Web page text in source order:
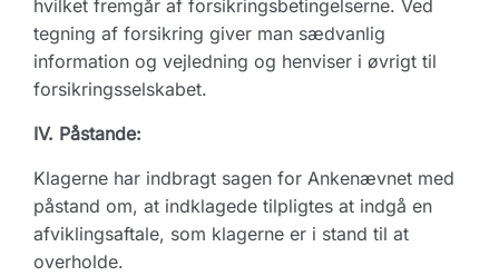
hvilket fremgår af forsikringsbetingelserne. Ved
tegning af forsikring giver man sædvanlig
information og vejledning og henviser i øvrigt til
forsikringsselskabet.
IV. Påstande:
Klagerne har indbragt sagen for Ankenævnet med
påstand om, at indklagede tilpligtes at indgå en
afviklingsaftale, som klagerne er i stand til at
overholde.